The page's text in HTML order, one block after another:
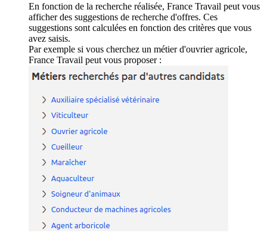
En fonction de la recherche réalisée, France Travail peut vous
afficher des suggestions de recherche d'offres. Ces
suggestions sont calculées en fonction des critères que vous
avez saisis.
Par exemple si vous cherchez un métier d'ouvrier agricole,
France Travail peut vous proposer :